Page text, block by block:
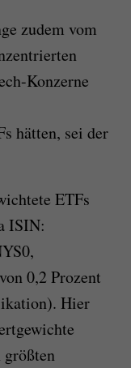
zudem vom
Konzerne
hätten, sei der
ETFs
ISIN:
0,2 Prozent
Hier
größten